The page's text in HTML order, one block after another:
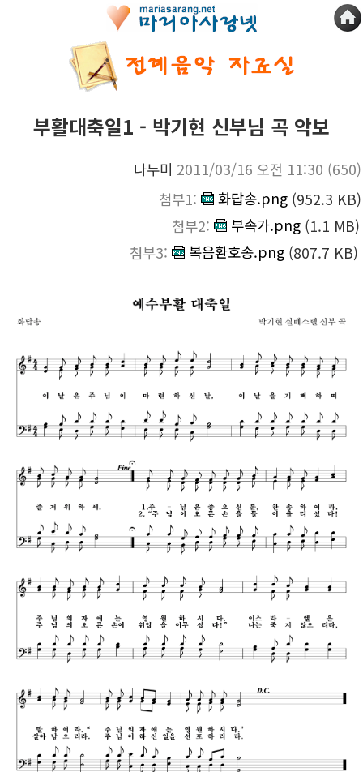
부활대축일1 - 박기현 신부님 곡 악보
나누미 2011/03/16 오전 11:30 (650)
첨부1:
화답송.png (952.3 KB)
첨부2:
부속가.png (1.1 MB)
첨부3:
복음환호송.png (807.7 KB)